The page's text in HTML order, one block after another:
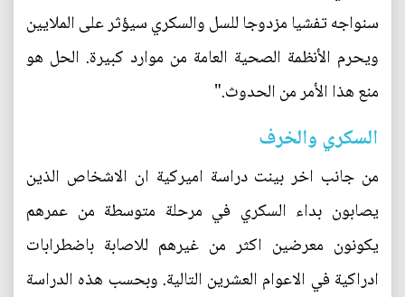
سنواجه تفشيا مزدوجا للسل والسكري سيؤثر على الملايين
ويحرم الأنظمة الصحية العامة من موارد كبيرة. الحل هو
منع هذا الأمر من الحدوث."
السكري والخرف
من جانب اخر بينت دراسة اميركية ان الاشخاص الذين
يصابون بداء السكري في مرحلة متوسطة من عمرهم
يكونون معرضين اكثر من غيرهم للاصابة باضطرابات
ادراكية في الاعوام العشرين التالية. وبحسب هذه الدراسة